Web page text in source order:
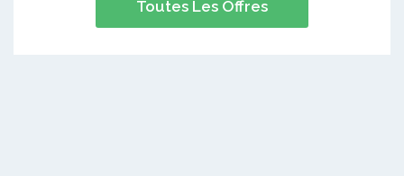
Toutes Les Offres